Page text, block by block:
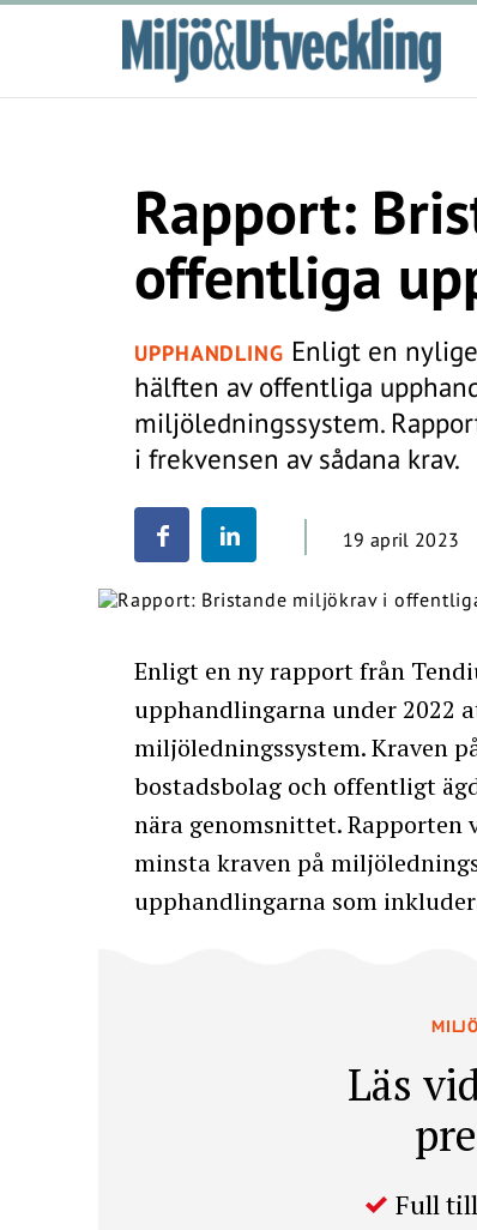
Rapport:
offentliga
UPPHANDLING Enligt en
hälften av offentliga
miljöledningssystem.
i frekvensen av sådana krav.
19 april 2023
Enligt en ny rapport från
upphandlingarna under 2022
miljöledningssystem. Kraven
bostadsbolag och offentligt
nära genomsnittet.
minsta kraven på
upphandlingarna som
Läs
Full